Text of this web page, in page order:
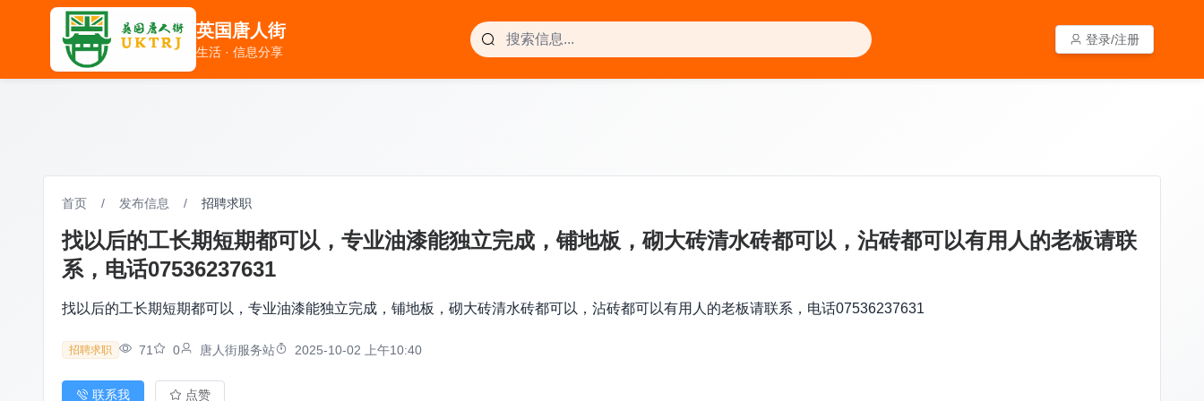
英国唐人街
生活 · 信息分享
登录/注册
英国唐人街
生活 · 信息分享
登录/注册
首页 / 发布信息 / 招聘求职
找以后的工长期短期都可以，专业油漆能独立完成，铺地板，砌大砖清水砖都可以，沾砖都可以有用人的老板请联
系，电话07536237631
找以后的工长期短期都可以，专业油漆能独立完成，铺地板，砌大砖清水砖都可以，沾砖都可以有用人的老板请联系，电话07536237631
招聘求职 71 0 唐人街服务站 2025-10-02 上午10:40
联系我 点赞